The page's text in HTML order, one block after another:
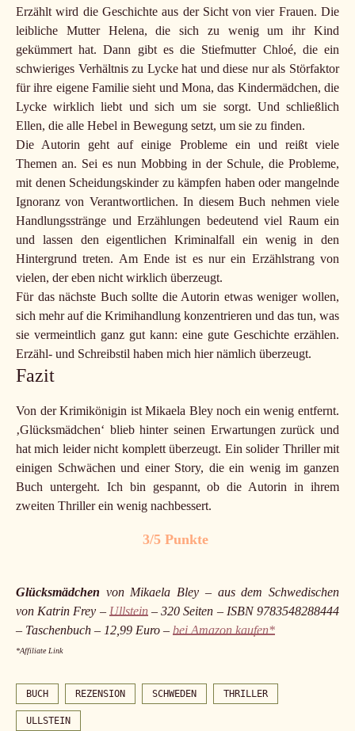
Erzählt wird die Geschichte aus der Sicht von vier Frauen. Die
leibliche Mutter Helena, die sich zu wenig um ihr Kind
gekümmert hat. Dann gibt es die Stiefmutter Chloé, die ein
schwieriges Verhältnis zu Lycke hat und diese nur als Störfaktor
für ihre eigene Familie sieht und Mona, das Kindermädchen, die
Lycke wirklich liebt und sich um sie sorgt. Und schließlich
Ellen, die alle Hebel in Bewegung setzt, um sie zu finden.
Die Autorin geht auf einige Probleme ein und reißt viele
Themen an. Sei es nun Mobbing in der Schule, die Probleme,
mit denen Scheidungskinder zu kämpfen haben oder mangelnde
Ignoranz von Verantwortlichen. In diesem Buch nehmen viele
Handlungsstränge und Erzählungen bedeutend viel Raum ein
und lassen den eigentlichen Kriminalfall ein wenig in den
Hintergrund treten. Am Ende ist es nur ein Erzählstrang von
vielen, der eben nicht wirklich überzeugt.
Für das nächste Buch sollte die Autorin etwas weniger wollen,
sich mehr auf die Krimihandlung konzentrieren und das tun, was
sie vermeintlich ganz gut kann: eine gute Geschichte erzählen.
Erzähl- und Schreibstil haben mich hier nämlich überzeugt.
Fazit
Von der Krimikönigin ist Mikaela Bley noch ein wenig entfernt.
‚Glücksmädchen‘ blieb hinter seinen Erwartungen zurück und
hat mich leider nicht komplett überzeugt. Ein solider Thriller mit
einigen Schwächen und einer Story, die ein wenig im ganzen
Buch untergeht. Ich bin gespannt, ob die Autorin in ihrem
zweiten Thriller ein wenig nachbessert.
3/5 Punkte
Glücksmädchen von Mikaela Bley – aus dem Schwedischen
von Katrin Frey – Ullstein– 320 Seiten – ISBN 9783548288444
– Taschenbuch – 12,99 Euro – bei Amazon kaufen*
*Affiliate Link
BUCH REZENSION SCHWEDEN THRILLER
ULLSTEIN